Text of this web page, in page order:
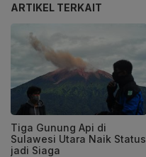
ARTIKEL TERKAIT
Tiga Gunung Api di
Sulawesi Utara Naik Status
jadi Siaga